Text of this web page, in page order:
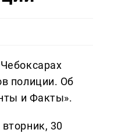
полиции. Об
и Факты».
30